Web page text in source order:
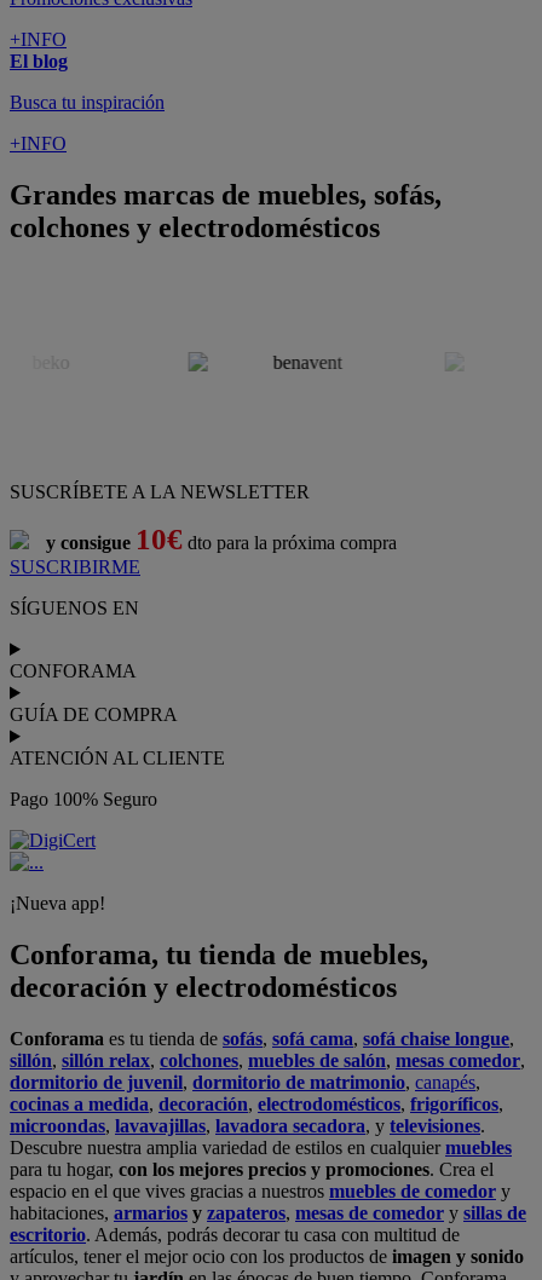
+INFO
El blog
Busca tu inspiración
+INFO
Grandes marcas de muebles, sofás,
colchones y electrodomésticos
SUSCRÍBETE A LA NEWSLETTER
y consigue 10€ dto para la próxima compra
SUSCRIBIRME
SÍGUENOS EN
CONFORAMA
GUÍA DE COMPRA
ATENCIÓN AL CLIENTE
Pago 100% Seguro
¡Nueva app!
Conforama, tu tienda de muebles,
decoración y electrodomésticos
Conforama es tu tienda de sofás, sofá cama, sofá chaise longue,
sillón, sillón relax, colchones, muebles de salón, mesas comedor,
dormitorio de juvenil, dormitorio de matrimonio, canapés,
cocinas a medida, decoración, electrodomésticos, frigoríficos,
microondas, lavavajillas, lavadora secadora, y televisiones.
Descubre nuestra amplia variedad de estilos en cualquiermuebles
para tu hogar, con los mejores precios y promociones. Crea el
espacio en el que vives gracias a nuestros muebles de comedor y
habitaciones, armarios y zapateros, mesas de comedor y sillas de
escritorio. Además, podrás decorar tu casa con multitud de
artículos, tener el mejor ocio con los productos de imagen y sonido